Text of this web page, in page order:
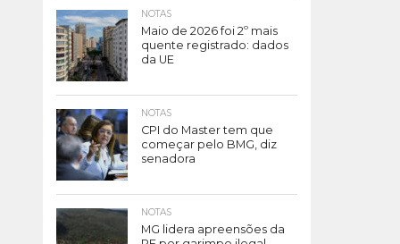
NOTAS
Maio de 2026 foi 2º mais
quente registrado: dados
da UE
NOTAS
CPI do Master tem que
começar pelo BMG, diz
senadora
NOTAS
MG lidera apreensões da